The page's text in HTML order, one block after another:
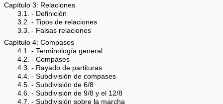
Capítulo 3: Relaciones
3.1. - Definición
3.2. - Tipos de relaciones
3.3. - Falsas relaciones
Capítulo 4: Compases
4.1. - Terminología general
4.2. - Compases
4.3. - Rayado de partituras
4.4. - Subdivisión de compases
4.5. - Subdivisión de 6/8
4.6. - Subdivisión de 9/8 y el 12/8
4.7. - Subdivisión sobre la marcha